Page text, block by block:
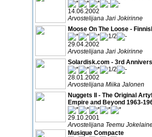
14.06.2002
Arvostelijana Jari Jokirinne
Moose On The Loose -
29.04.2002
Arvostelijana Jari Jokirinne
Solardisk.com - 3rd
28.01.2002
Arvostelijana Miika Jalonen
Nuggets II - The Original
Empire and Beyond 1963-
29.10.2001
Arvostelijana Teemu
Musique Compacte